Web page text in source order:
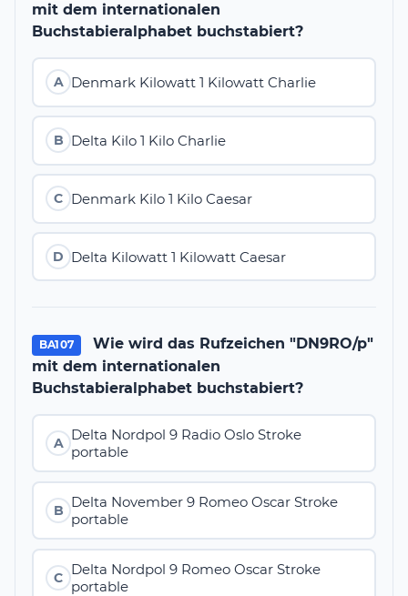
mit dem internationalen
Buchstabieralphabet buchstabiert?
A Denmark Kilowatt 1 Kilowatt Charlie
B Delta Kilo 1 Kilo Charlie
C Denmark Kilo 1 Kilo Caesar
D Delta Kilowatt 1 Kilowatt Caesar
BA107
Wie wird das Rufzeichen "DN9RO/p"
mit dem internationalen
Buchstabieralphabet buchstabiert?
A Delta Nordpol 9 Radio Oslo Stroke
portable
B
Delta November 9 Romeo Oscar Stroke
portable
C
Delta Nordpol 9 Romeo Oscar Stroke
portable